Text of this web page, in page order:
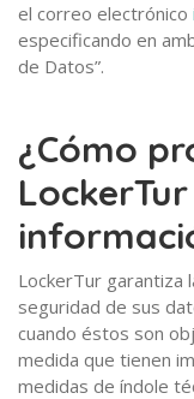
el correo electrónico
especificando en
de Datos”.
¿Cómo
LockerTur
LockerTur garantiza
seguridad de sus
cuando éstos son
medida que tienen
medidas de índole